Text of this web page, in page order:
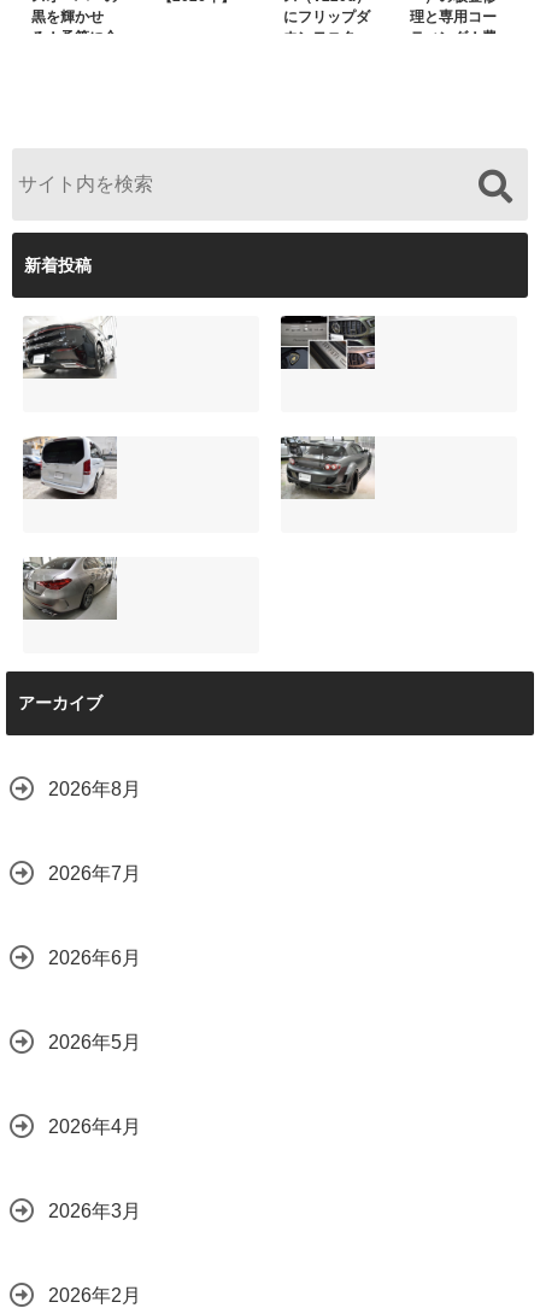
黒を輝かせ
る！予算に合
にフリップダ
ウンモニター
理と専用コー
ティング！費
新着投稿
【施工事例】クラ
ウンクロスオーバ
ーの黒を輝かせ
と車内イルミネー
ション設置
2026.08.08
夏季休暇について
ご案内【2026年】
2026.08.05
サンルーフ付きベ
ンツVクラス
（V220d）にフリ
店で断られた悩み
をプロの技術で解
2026.08.04
は？
【施工事例】メル
セデス・ベンツ
C220d｜3層セラ
取り”「ミックスコ
ート」と弱点克服
2026.07.28
アーカイブ
2026年8月
2026年7月
2026年6月
2026年5月
2026年4月
2026年3月
2026年2月